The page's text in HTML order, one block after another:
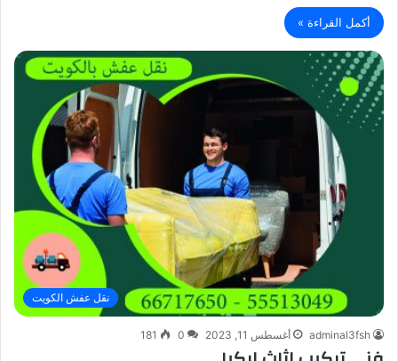
أكمل القراءة »
نقل عفش الكويت
adminal3fsh أغسطس 11, 2023 0
181